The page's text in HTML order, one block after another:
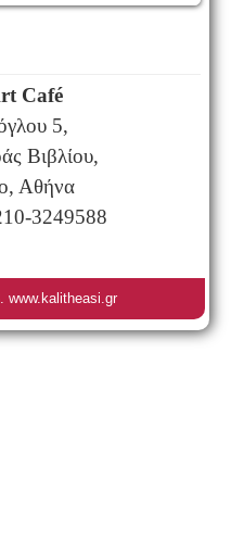
Café
5,
Βιβλίου,
Αθήνα
3249588
www.kalitheasi.gr